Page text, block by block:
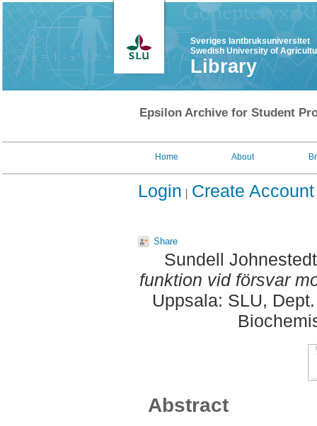
Sveriges lantbruksuniversitet
Swedish University of
Library
Epsilon Archive for Student
Home About
Login Create Account
Share
Sundell
funktion vid försvar
Uppsala: SLU,
Abstract